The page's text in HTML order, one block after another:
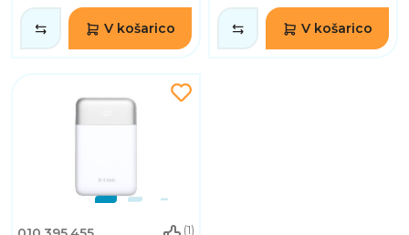
V košarico V košarico
(1)